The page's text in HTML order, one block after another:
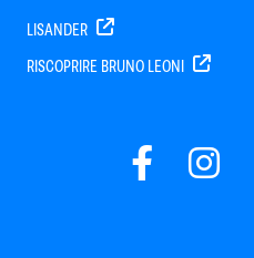
LISANDER
RISCOPRIRE BRUNO LEONI